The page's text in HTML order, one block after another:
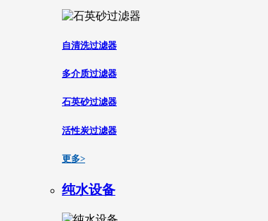
自清洗过滤器
多介质过滤器
石英砂过滤器
活性炭过滤器
更多>
纯水设备